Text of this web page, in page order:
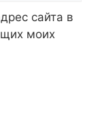
сайта в
моих